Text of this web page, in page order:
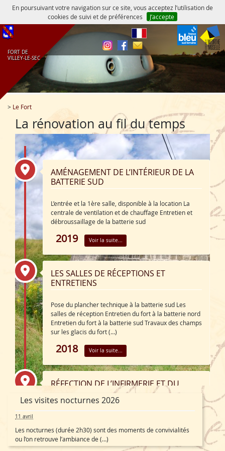
En poursuivant votre navigation sur ce site, vous acceptez l’utilisation de
cookies de suivi et de préférences
J’accepte
FORT DE
VILLEY‑LE‑SEC
> Le Fort
La rénovation au fil du temps
AMÉNAGEMENT DE L’INTÉRIEUR DE LA
BATTERIE SUD
L’entrée et la 1ère salle, disponible à la location La
centrale de ventilation et de chauffage Entretien et
débroussaillage de la batterie sud
2019 Voir la suite...
LES SALLES DE RÉCEPTIONS ET
ENTRETIENS
Pose du plancher technique à la batterie sud Les
salles de réception Entretien du fort à la batterie nord
Entretien du fort à la batterie sud Travaux des champs
sur les glacis du fort (…)
2018 Voir la suite...
RÉFECTION DE L’INFIRMERIE ET DU
l’infirmerie Réfection du pont
Les visites nocturnes 2026
11 avril
Les nocturnes (durée 2h30) sont des moments de convivialités
ou l’on retrouve l’ambiance de (…)